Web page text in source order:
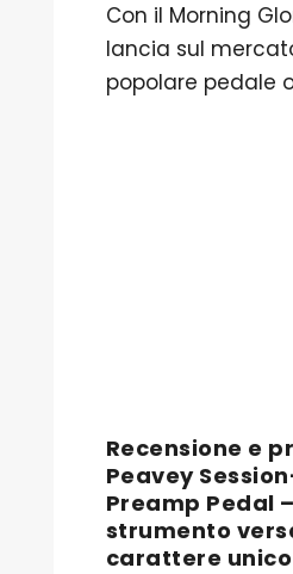
Con il Morning
lancia sul
popolare pedale
Recensione e
Peavey
Preamp Pedal
strumento
carattere unico